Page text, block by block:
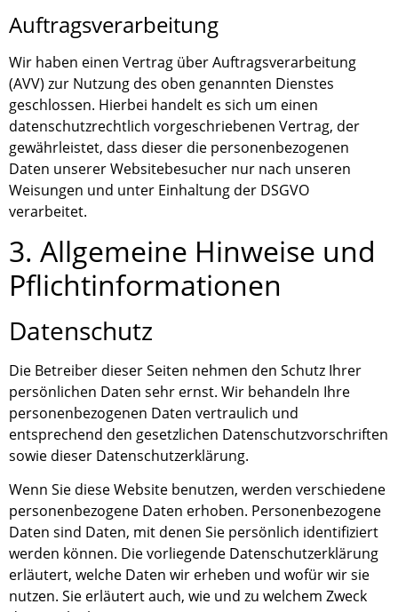
Auftragsverarbeitung
Wir haben einen Vertrag über Auftragsverarbeitung
(AVV) zur Nutzung des oben genannten Dienstes
geschlossen. Hierbei handelt es sich um einen
datenschutzrechtlich vorgeschriebenen Vertrag, der
gewährleistet, dass dieser die personenbezogenen
Daten unserer Websitebesucher nur nach unseren
Weisungen und unter Einhaltung der DSGVO
verarbeitet.
3. Allgemeine Hinweise und
Pflicht­informationen
Datenschutz
Die Betreiber dieser Seiten nehmen den Schutz Ihrer
persönlichen Daten sehr ernst. Wir behandeln Ihre
personenbezogenen Daten vertraulich und
entsprechend den gesetzlichen Datenschutzvorschriften
sowie dieser Datenschutzerklärung.
Wenn Sie diese Website benutzen, werden verschiedene
personenbezogene Daten erhoben. Personenbezogene
Daten sind Daten, mit denen Sie persönlich identifiziert
werden können. Die vorliegende Datenschutzerklärung
erläutert, welche Daten wir erheben und wofür wir sie
nutzen. Sie erläutert auch, wie und zu welchem Zweck